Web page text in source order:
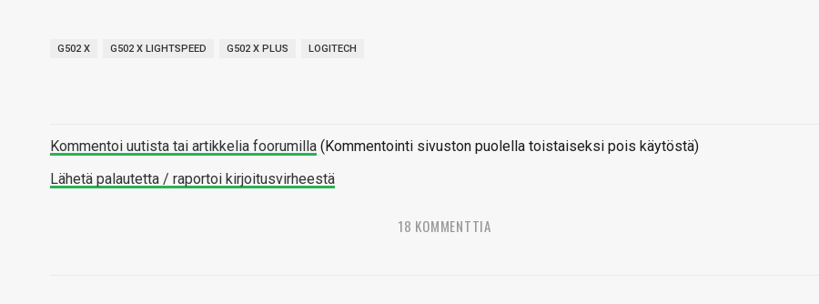
G502 X G502 X LIGHTSPEED G502 X PLUS LOGITECH
Kommentoi uutista tai artikkelia foorumilla (Kommentointi sivuston puolella toistaiseksi pois käytöstä)
Lähetä palautetta / raportoi kirjoitusvirheestä
18 KOMMENTTIA